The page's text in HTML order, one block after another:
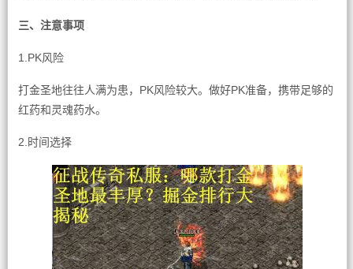
三、注意事项
1.PK风险
打金圣地往往人满为患，PK风险较大。做好PK准备，携带足够的
红药和灵魂药水。
2.时间选择